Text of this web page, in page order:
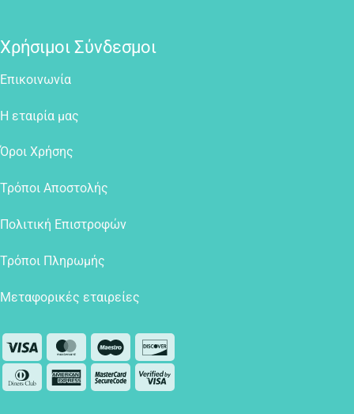
Χρήσιμοι Σύνδεσμοι
Επικοινωνία
Η εταιρία μας
Όροι Χρήσης
Τρόποι Αποστολής
Πολιτική Επιστροφών
Τρόποι Πληρωμής
Μεταφορικές εταιρείες
Visa MasterCardMaestro
Dinners AmericanMasterCard
Visa